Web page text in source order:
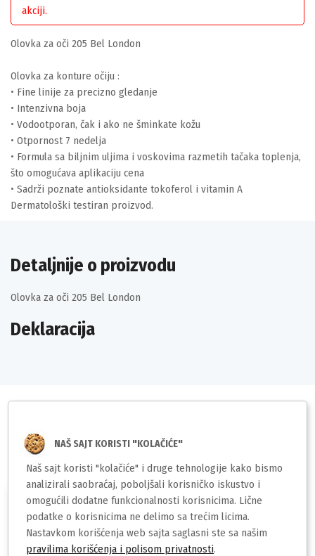
akciji.
Olovka za oči 205 Bel London
Olovka za konture očiju :
• Fine linije za precizno gledanje
• Intenzivna boja
• Vodootporan, čak i ako ne šminkate kožu
• Otpornost 7 nedelja
• Formula sa biljnim uljima i voskovima razmetih tačaka toplenja,
što omogućava aplikaciju cena
• Sadrži poznate antioksidante tokoferol i vitamin A
Dermatološki testiran proizvod.
Detaljnije o proizvodu
Olovka za oči 205 Bel London
Deklaracija
Slični proizvodi
NAŠ SAJT KORISTI "KOLAČIĆE"
Naš sajt koristi "kolačiće" i druge tehnologije kako bismo
analizirali saobraćaj, poboljšali korisničko iskustvo i
omogućili dodatne funkcionalnosti korisnicima. Lične
podatke o korisnicima ne delimo sa trećim licima.
Nastavkom korišćenja web sajta saglasni ste sa našim
pravilima korišćenja i polisom privatnosti.